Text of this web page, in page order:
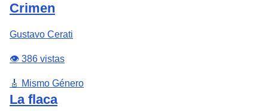
Crimen
Gustavo Cerati
👁️ 386 vistas
🎸 Mismo Género
La flaca